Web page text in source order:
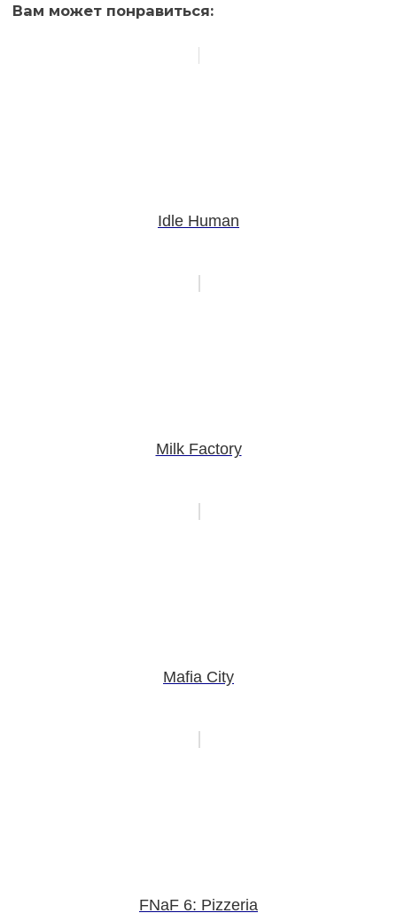
Вам может понравиться:
Idle Human
Milk Factory
Mafia City
FNaF 6: Pizzeria